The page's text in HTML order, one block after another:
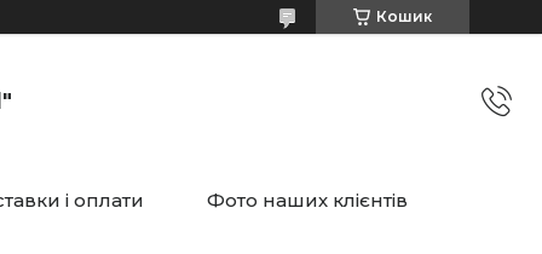
Кошик
і оплати Фото наших клієнтів